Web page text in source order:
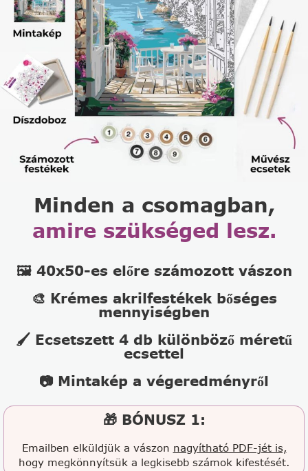
Minden a csomagban,
amire szükséged lesz.
🖼️ 40x50-es előre számozott vászon
🎨 Krémes akrilfestékek bőséges
mennyiségben
🖌️ Ecsetszett 4 db különböző méretű
ecsettel
📷 Mintakép a végeredményről
🎁 BÓNUSZ 1:
Emailben elküldjük a vászon nagyítható PDF-jét is,
hogy megkönnyítsük a legkisebb számok kifestését.